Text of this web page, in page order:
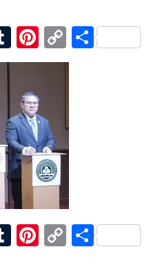
T
u
bl
r
Pi
nt
e
st
C
o
y
Li
n
S
T Pi C S